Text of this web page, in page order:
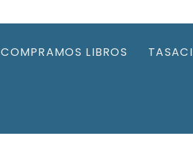
COMPRAMOS LIBROS